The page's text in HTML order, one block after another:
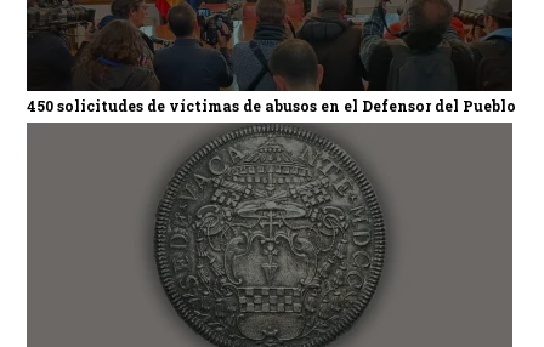
450 solicitudes de víctimas de abusos en el Defensor del Pueblo